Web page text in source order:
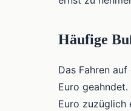
Häufige
Das Fahren
Euro
Euro zuzüglich